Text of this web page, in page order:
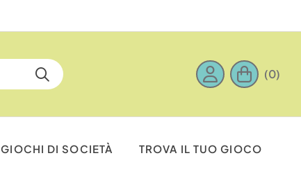
(0)
GIOCHI DI SOCIETÀ TROVA IL TUO GIOCO